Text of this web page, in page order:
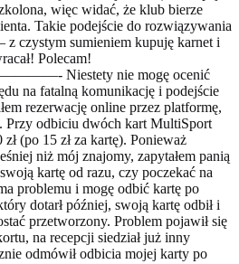
więc widać, że klub bierze
Takie podejście do rozwiązywania
z czystym sumieniem kupuję karnet i
Polecam!
nie mogę ocenić
na fatalną komunikację i podejście
rezerwację online przez platformę,
Przy odbiciu dwóch kart MultiSport
(po 15 zł za kartę). Ponieważ
niż mój znajomy, zapytałem panią
kartę od razu, czy poczekać na
problemu i mogę odbić kartę po
dotarł później, swoją kartę odbił i
przetworzony. Problem pojawił się
na recepcji siedział już inny
odmówił odbicia mojej karty po